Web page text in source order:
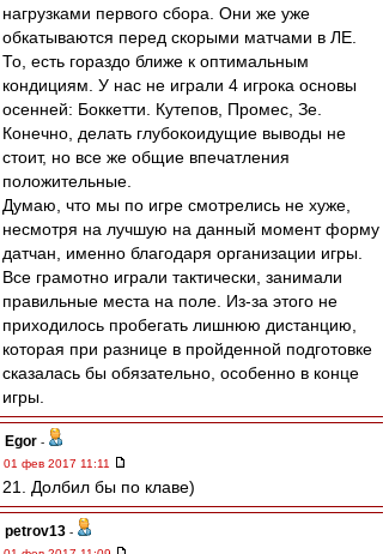
нагрузками первого сбора. Они же уже
обкатываются перед скорыми матчами в ЛЕ.
То, есть гораздо ближе к оптимальным
кондициям. У нас не играли 4 игрока основы
осенней: Боккетти. Кутепов, Промес, Зе.
Конечно, делать глубокоидущие выводы не
стоит, но все же общие впечатления
положительные.
Думаю, что мы по игре смотрелись не хуже,
несмотря на лучшую на данный момент форму
датчан, именно благодаря организации игры.
Все грамотно играли тактически, занимали
правильные места на поле. Из-за этого не
приходилось пробегать лишнюю дистанцию,
которая при разнице в пройденной подготовке
сказалась бы обязательно, особенно в конце
игры.
Egor -
01 фев 2017 11:11
21. Долбил бы по клаве)
petrov13 -